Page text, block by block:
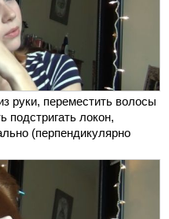
руки, переместить волосы
подстригать локон,
(перпендикулярно